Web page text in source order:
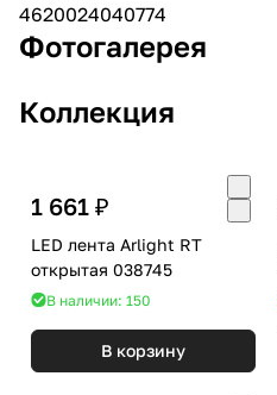
4620024040774
Фотогалерея
Коллекция
1 661 ₽
LED лента Arlight RT
открытая 038745
В наличии: 150
В корзину